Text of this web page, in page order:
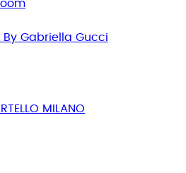
By Gabriella Gucci
MILANO